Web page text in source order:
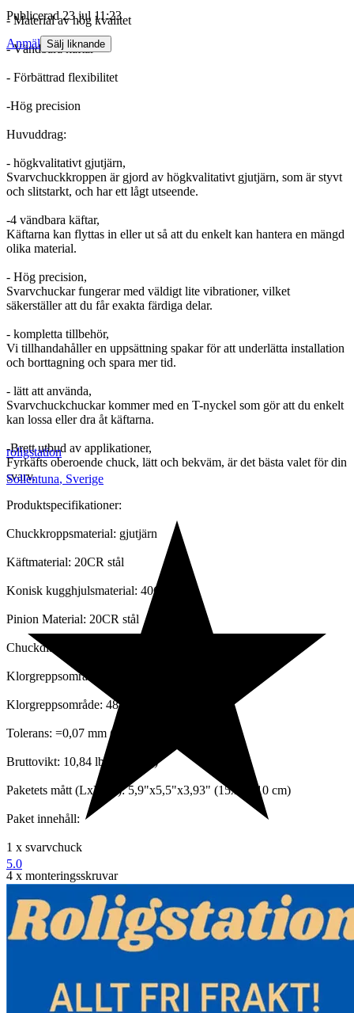
- Material av hög kvalitet
- Vändbara käftar
- Förbättrad flexibilitet
-Hög precision
Huvuddrag:
- högkvalitativt gjutjärn,
Svarvchuckkroppen är gjord av högkvalitativt gjutjärn, som är styvt
och slitstarkt, och har ett lågt utseende.
-4 vändbara käftar,
Käftarna kan flyttas in eller ut så att du enkelt kan hantera en mängd
olika material.
- Hög precision,
Svarvchuckar fungerar med väldigt lite vibrationer, vilket
säkerställer att du får exakta färdiga delar.
- kompletta tillbehör,
Vi tillhandahåller en uppsättning spakar för att underlätta installation
och borttagning och spara mer tid.
- lätt att använda,
Svarvchuckchuckar kommer med en T-nyckel som gör att du enkelt
kan lossa eller dra åt käftarna.
-Brett utbud av applikationer,
Fyrkäfts oberoende chuck, lätt och bekväm, är det bästa valet för din
svarv.
Produktspecifikationer:
Chuckkroppsmaterial: gjutjärn
Käftmaterial: 20CR stål
Konisk kugghjulsmaterial: 40CR stål
Pinion Material: 20CR stål
Chuckdiameter: 125 mm (4,92")
Klorgreppsområde: 7-57 mm (0,276"-2,244")
Klorgreppsområde: 48-125 mm (1,89"-4,92")
Tolerans: =0,07 mm (0,003")
Bruttovikt: 10,84 lbs (4,92 kg)
Paketets mått (LxBxH): 5,9"x5,5"x3,93" (15x14x10 cm)
Paket innehåll:
1 x svarvchuck
4 x monteringsskruvar
1 x T skiftnyckel
Funktioner och detaljer:
som har klarat stränga kvalitetstester. Så det är robust och hållbart.
Publicerad 23 jul 11:23
Anmäl Sälj liknande
roligstation
Sollentuna, Sverige
5.0